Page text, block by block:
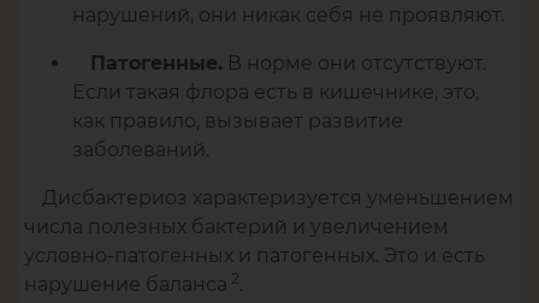
нарушений, они никак себя не проявляют.
Патогенные. В норме они отсутствуют.
Если такая флора есть в кишечнике, это,
как правило, вызывает развитие
заболеваний.
Дисбактериоз характеризуется уменьшением
числа полезных бактерий и увеличением
условно-патогенных и патогенных. Это и есть
нарушение баланса 2.